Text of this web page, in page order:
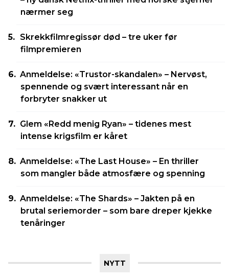
nærmer seg
Skrekkfilmregissør død – tre uker før
filmpremieren
Anmeldelse: «Trustor-skandalen» – Nervøst,
spennende og svært interessant når en
forbryter snakker ut
Glem «Redd menig Ryan» – tidenes mest
intense krigsfilm er kåret
Anmeldelse: «The Last House» – En thriller
som mangler både atmosfære og spenning
Anmeldelse: «The Shards» – Jakten på en
brutal seriemorder – som bare dreper kjekke
tenåringer
NYTT